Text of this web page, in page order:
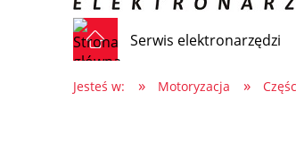
Serwis elektronarzędzi
Jesteś w: » Motoryzacja »